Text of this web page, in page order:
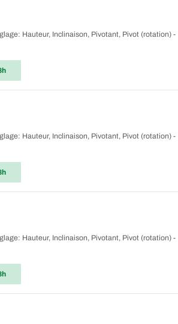
Hauteur, Inclinaison, Pivotant, Pivot (rotation) -
Hauteur, Inclinaison, Pivotant, Pivot (rotation) -
Hauteur, Inclinaison, Pivotant, Pivot (rotation) -